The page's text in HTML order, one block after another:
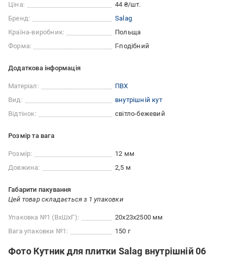
Ціна:
44 ₴/шт.
Бренд:
Salag
Країна-виробник:
Польща
Форма:
Г-подібний
Додаткова інформація
Матеріал:
ПВХ
Вид:
внутрішній кут
Відтінок:
світло-бежевий
Розмір та вага
Розмір:
12 мм
Довжина:
2,5 м
Габарити пакування
Цей товар складається з 1 упаковки
Упаковка №1 (ВхШхГ):
20x23x2500 мм
Вага упаковки №1:
150 г
Фото Кутник для плитки Salag внутрішній 06